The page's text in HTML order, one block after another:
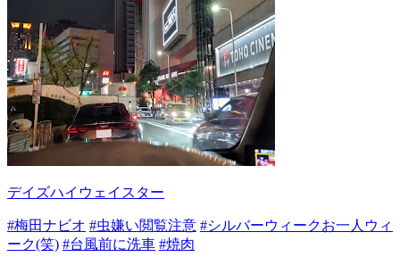
デイズハイウェイスター
#梅田ナビオ #虫嫌い閲覧注意 #シルバーウィークお一人ウィ
ーク(笑) #台風前に洗車 #焼肉